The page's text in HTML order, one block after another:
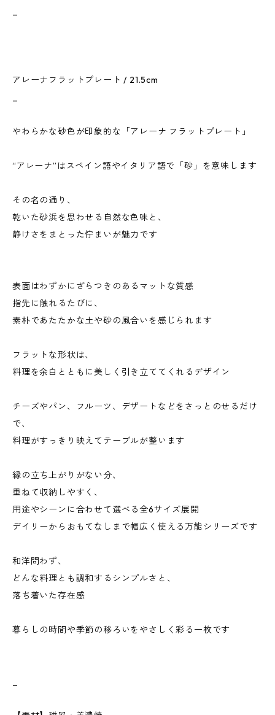
アレーナフラットプレート / 21.5cm
やわらかな砂色が印象的な「アレーナ フラットプレート」
“アレーナ”はスペイン語やイタリア語で「砂」を意味します
その名の通り、
乾いた砂浜を思わせる自然な色味と、
静けさをまとった佇まいが魅力です
表面はわずかにざらつきのあるマットな質感
指先に触れるたびに、
素朴であたたかな土や砂の風合いを感じられます
フラットな形状は、
料理を余白とともに美しく引き立ててくれるデザイン
チーズやパン、フルーツ、デザートなどをさっとのせるだけ
で、
料理がすっきり映えてテーブルが整います
縁の立ち上がりがない分、
重ねて収納しやすく、
用途やシーンに合わせて選べる全6サイズ展開
デイリーからおもてなしまで幅広く使える万能シリーズです
和洋問わず、
どんな料理とも調和するシンプルさと、
落ち着いた存在感
暮らしの時間や季節の移ろいをやさしく彩る一枚です